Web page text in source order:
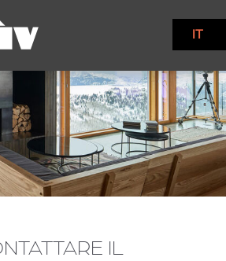
IT
IL